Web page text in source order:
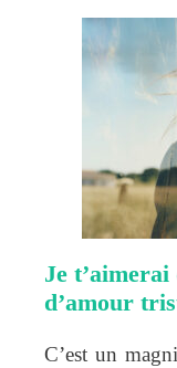
Je
d’amour
C’est un